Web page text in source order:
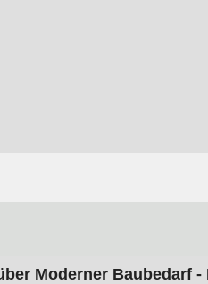
Moderner Baubedarf -